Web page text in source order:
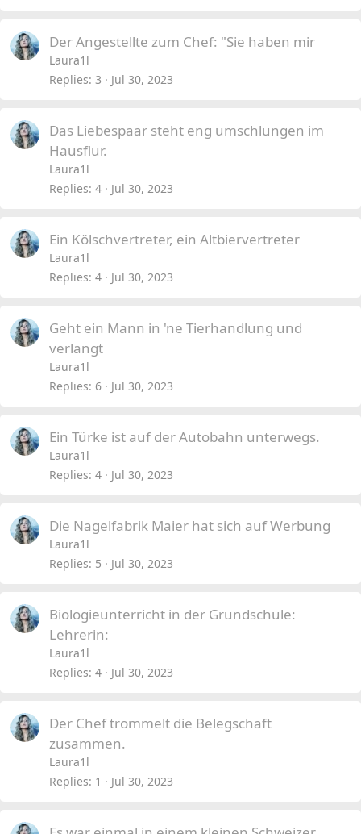
Der Angestellte zum Chef: "Sie haben mir
Laura1l
Replies 3 Jul 30, 2023
Das Liebespaar steht eng umschlungen im
Hausflur.
Laura1l
Replies 4 Jul 30, 2023
Ein Kölschvertreter, ein Altbiervertreter
Laura1l
Replies 4 Jul 30, 2023
Geht ein Mann in 'ne Tierhandlung und
verlangt
Laura1l
Replies 6 Jul 30, 2023
Ein Türke ist auf der Autobahn unterwegs.
Laura1l
Replies 4 Jul 30, 2023
Die Nagelfabrik Maier hat sich auf Werbung
Laura1l
Replies 5 Jul 30, 2023
Biologieunterricht in der Grundschule:
Lehrerin:
Laura1l
Replies 4 Jul 30, 2023
Der Chef trommelt die Belegschaft
zusammen.
Laura1l
Replies 1 Jul 30, 2023